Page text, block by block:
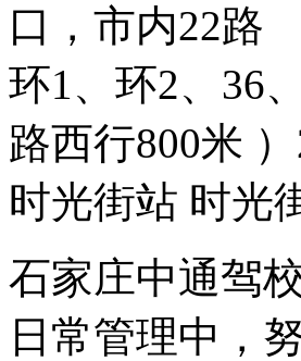
口，市内22路
环1、环2、36
路西行800米
时光街站 时光
石家庄中通驾
日常管理中，